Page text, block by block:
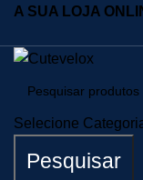
A SUA LOJA
Selecione
Pesquisar